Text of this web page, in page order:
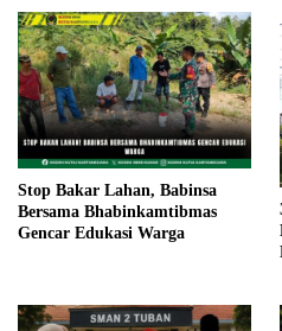
Stop Bakar Lahan, Babinsa
Bersama Bhabinkamtibmas
Gencar Edukasi Warga